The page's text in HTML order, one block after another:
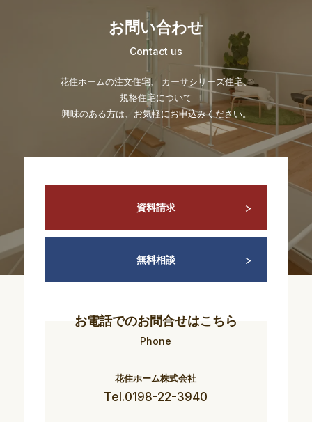
お問い合わせ
Contact us
花住ホームの注文住宅、 カーサシリーズ住宅、
規格住宅について
興味のある方は、お気軽にお申込みください。
資料請求
無料相談
お電話でのお問合せはこちら
Phone
花住ホーム株式会社
Tel.0198-22-3940